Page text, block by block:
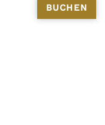
BUCHEN